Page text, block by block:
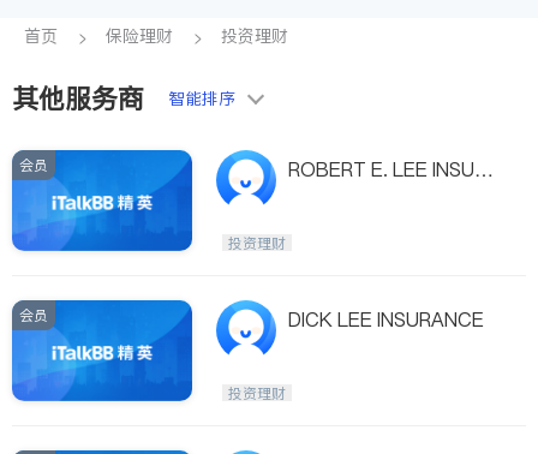
银行贷款 会计师
建筑装修
非盈利组织
Long Island
Bronx County
Buffalo & Syracuse
Westchester County & Orange
County
首页 保险理财 投资理财
其他服务商 智能排序
会员
ROBERT E. LEE INSURA
投资理财
会员 DICK LEE INSURANCE
投资理财